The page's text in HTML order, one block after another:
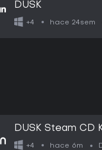
DUSK
+4 hace 24sem
DUSK Steam CD
+4 hace 6m